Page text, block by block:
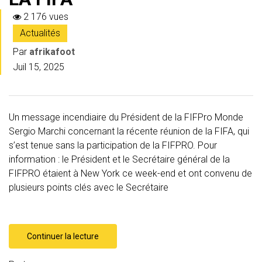
2 176 vues
Actualités
Par afrikafoot
Juil 15, 2025
Un message incendiaire du Président de la FIFPro Monde
Sergio Marchi concernant la récente réunion de la FIFA, qui
s’est tenue sans la participation de la FIFPRO. Pour
information : le Président et le Secrétaire général de la
FIFPRO étaient à New York ce week-end et ont convenu de
plusieurs points clés avec le Secrétaire
Continuer la lecture